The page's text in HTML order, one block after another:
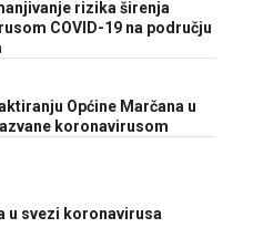
rizika širenja
COVID-19 na području
Općine Marčana u
koronavirusom
u svezi koronavirusa